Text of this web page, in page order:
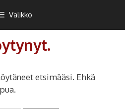
Valikko
etsimääsi. Ehkä